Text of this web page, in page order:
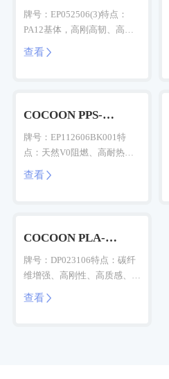
牌号：EP052506(3)特点：
PA12基体，高刚高韧、高耐
热、抗疲劳、吸水率低、抗蠕
查看
COCOON PPS-
牌号：EP112606BK001特
点：天然V0阻燃、高耐热、
高强度、耐久耐腐蚀
查看
COCOON PLA-
牌号：DP023106特点：碳纤
维增强、高刚性、高质感、层
纹隐藏
查看